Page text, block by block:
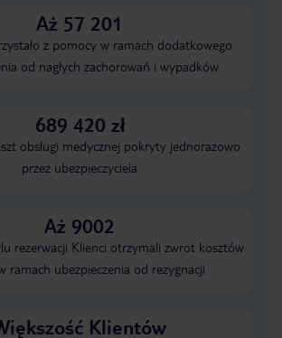
Aż 57 201
z pomocy w ramach dodatkowego
od nagłych zachorowań i wypadków
689 420 zł
obsługi medycznej pokryty jednorazowo
przez ubezpieczyciela
Aż 9002
rezerwacji Klienci otrzymali zwrot kosztów
ramach ubezpieczenia od rezygnacji
Klientów